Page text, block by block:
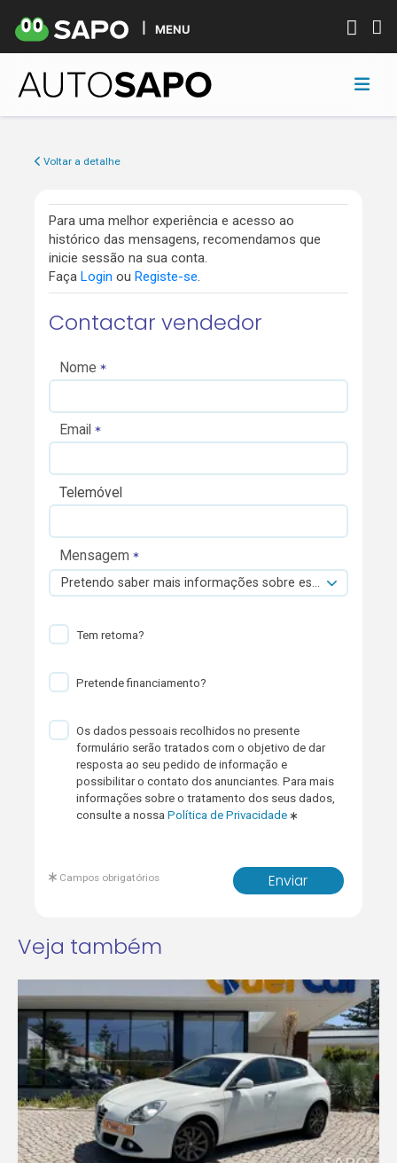
MENU
Voltar a detalhe
Para uma melhor experiência e acesso ao
histórico das mensagens, recomendamos que
inicie sessão na sua conta.
Faça Login ou Registe-se.
Contactar vendedor
Nome
Email
Telemóvel
Mensagem
Pretendo saber mais informações sobre esta viatura.
Tem retoma?
Pretende financiamento?
Os dados pessoais recolhidos no presente
formulário serão tratados com o objetivo de dar
resposta ao seu pedido de informação e
possibilitar o contato dos anunciantes. Para mais
informações sobre o tratamento dos seus dados,
consulte a nossaPolítica de Privacidade
Enviar
Campos obrigatórios
Veja também